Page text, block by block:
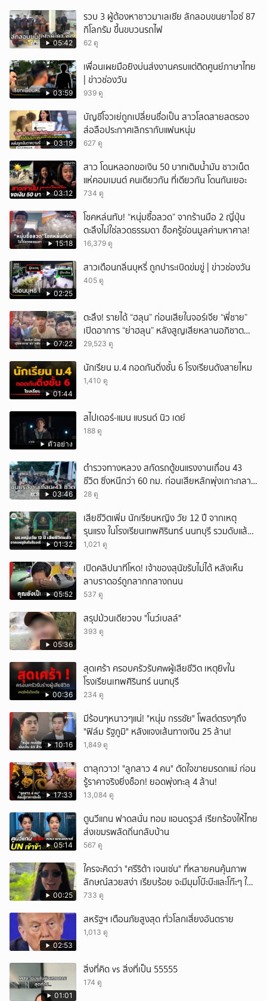
05:42
รวบ 3 ผู้ต้องหาชาวมาเลเซีย ลักลอบขนยาไอซ์ 87
กิโลกรัม ขึ้นขบวนรถไฟ
62 ดู
03:59
เพื่อนเผยมือยิงบ่นส่งงานครบแต่ติดศูนย์ภาษาไทย
| ข่าวช่องวัน
939 ดู
03:19
บัญชีโจวเย่ถูกเปลี่ยนชื่อเป็น สาวโสดสายสตรอง
ส่อลือประกาศเลิกรากับแฟนหนุ่ม
627 ดู
03:12
สาว โดนหลอกขอเงิน 50 บาทเติมน้ำมัน ชาวเน็ต
แห่คอมเมนต์ คนเดียวกัน ที่เดียวกัน โดนกันเยอะ
734 ดู
15:18
โชคหล่นทับ! “หนุ่มซื้อลวด” จากร้านมือ 2 ญี่ปุ่น
ตะลึงไม่ใช่ลวดธรรมดา ช็อครู้ซ่อนมูลค่ามหาศาล!
16,379 ดู
02:25
สาวเตือนกลิ่นบุหรี่ ถูกปาระเบิดข่มขู่ | ข่าวช่องวัน
405 ดู
07:22
ตะลึง! รายได้ “ฮลุน” ก่อนเสียในจอร์เจีย “พี่ชาย”
เปิดอาการ “ย่าฮลุน” หลังสูญเสียหลานอภิชาต
บุตร!
29,523 ดู
01:44
นักเรียน ม.4 กอดกันดิ่งชั้น 6 โรงเรียนดังสายไหม
1,410 ดู
ตัวอย่าง
สไปเดอร์-แมน แบรนด์ นิว เดย์
188 ดู
03:46
ตำรวจทางหลวง สกัดรถตู้ขนแรงงานเถื่อน 43
ชีวิต ซิ่งหนีกว่า 60 กม. ก่อนเสียหลักพุ่งเกาะกลาง
ถนน
28 ดู
01:32
เสียชีวิตเพิ่ม นักเรียนหญิง วัย 12 ปี จากเหตุ
รุนแรง ในโรงเรียนเทพศิรินทร์ นนทบุรี รวมดับแล้ว
9 ราย
1,021 ดู
05:52
เปิดคลิปนาทีโหด! เจ้าของสุนัขรับไม่ได้ หลังเห็น
ลาบราดอร์ถูกลากกลางถนน
537 ดู
05:36
สรุปม้วนเดียวจบ "โนว์เบลล์"
393 ดู
00:36
สุดเศร้า ครอบครัวรับศwผู้เสียชีวิต เหตุยิvใน
โรงเรียนเทพศิรินทร์ นนทบุรี
234 ดู
10:16
มีร้อนๆหนาวๆแน่! "หนุ่ม กรรชัย" โพสต์ตรงๆถึง
"ฟิล์ม รัฐภูมิ" หลังแจงเส้นทางเงิน 25 ล้าน!
1,849 ดู
17:33
ตาลุกวาว! "ลูกสาว 4 คน" ตัดใจขายมรดกแม่ ก่อน
รู้ราคาจริงยิ่งช็อก! ยอดพุ่งทะลุ 4 ล้าน!
13,084 ดู
05:14
ตูนวีแกน ฟาดสนั่น ทอม แอนดรูวส์ เรียกร้องให้ไทย
ส่งเขมรพลัดถิ่นกลับบ้าน
567 ดู
00:25
ใครจะคิดว่า "ศรีริต้า เจนเซ่น" ที่หลายคนคุ้นภาพ
ลักษณ์สวยสง่า เรียบร้อย จะมีมุมโบ๊ะบ๊ะและโก๊ะๆ ให้
ได้อมยิ้มเหมือนกัน งานนี้ทำเอาแฟนๆ ทั้งเอ็นดูทั้ง
733 ดู
02:53
สหรัฐฯ เตือนภัยสูงสุด ทั่วโลกเสี่ยงอันตราย
1,013 ดู
01:01
สิ่งที่คิด vs สิ่งที่เป็น 55555
174 ดู